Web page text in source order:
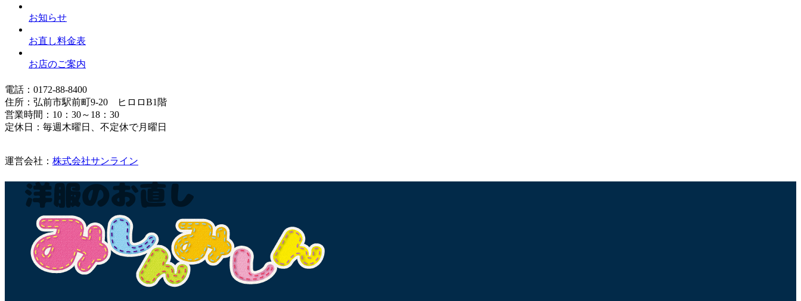
お知らせ
お直し料金表
お店のご案内
電話：0172-88-8400
住所：弘前市駅前町9-20 ヒロロB1階
営業時間：10：30～18：30
定休日：毎週木曜日、不定休で月曜日
運営会社： 株式会社サンライン